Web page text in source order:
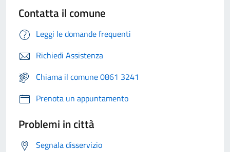
Contatta il comune
Leggi le domande frequenti
Richiedi Assistenza
Chiama il comune 0861 3241
Prenota un appuntamento
Problemi in città
Segnala disservizio